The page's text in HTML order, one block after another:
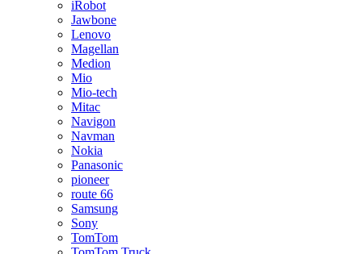
iRobot
Jawbone
Lenovo
Magellan
Medion
Mio
Mio-tech
Mitac
Navigon
Navman
Nokia
Panasonic
pioneer
route 66
Samsung
Sony
TomTom